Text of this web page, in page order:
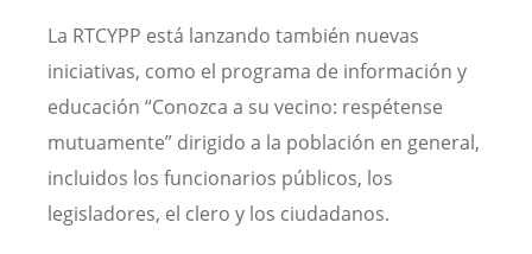
La RTCYPP está lanzando también nuevas
iniciativas, como el programa de información y
educación “Conozca a su vecino: respétense
mutuamente” dirigido a la población en general,
incluidos los funcionarios públicos, los
legisladores, el clero y los ciudadanos.